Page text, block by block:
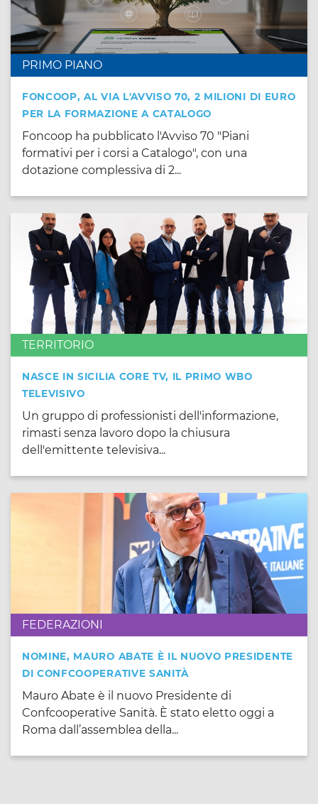
PRIMO PIANO
FONCOOP, AL VIA L'AVVISO 70, 2 MILIONI DI EURO
PER LA FORMAZIONE A CATALOGO
Foncoop ha pubblicato l'Avviso 70 "Piani
formativi per i corsi a Catalogo", con una
dotazione complessiva di 2...
TERRITORIO
NASCE IN SICILIA CORE TV, IL PRIMO WBO
TELEVISIVO
Un gruppo di professionisti dell'informazione,
rimasti senza lavoro dopo la chiusura
dell'emittente televisiva...
FEDERAZIONI
NOMINE, MAURO ABATE È IL NUOVO PRESIDENTE
DI CONFCOOPERATIVE SANITÀ
Mauro Abate è il nuovo Presidente di
Confcooperative Sanità. È stato eletto oggi a
Roma dall’assemblea della...